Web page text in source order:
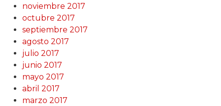
noviembre 2017
octubre 2017
septiembre 2017
agosto 2017
julio 2017
junio 2017
mayo 2017
abril 2017
marzo 2017